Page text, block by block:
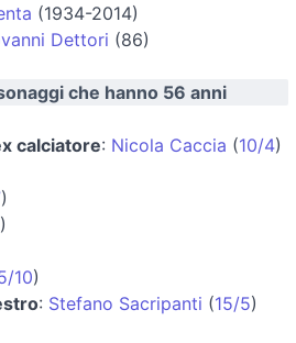
(1934-2014)
Dettori (86)
che hanno 56 anni
calciatore: Nicola Caccia (10/4)
)
)
10)
: Stefano Sacripanti (15/5)